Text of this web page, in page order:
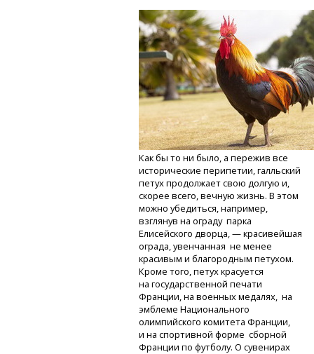
Как бы то ни было, а пережив все
исторические перипетии, галльский
петух продолжает свою долгую и,
скорее всего, вечную жизнь. В этом
можно убедиться, например,
взглянув на ограду парка
Елисейского дворца, — красивейшая
ограда, увенчанная не менее
красивым и благородным петухом.
Кроме того, петух красуется
на государственной печати
Франции, на военных медалях, на
эмблеме Национального
олимпийского комитета Франции,
и на спортивной форме сборной
Франции по футболу. О сувенирах